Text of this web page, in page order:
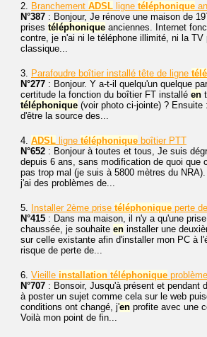
2. Branchement ADSL ligne téléphonique
N°387 : Bonjour, Je rénove une maison de
prises téléphonique anciennes. Internet
contre, je n'ai ni le téléphone illimité, ni la TV
classique...
3. Parafoudre boîtier installé tête de ligne
N°277 : Bonjour. Y a-t-il quelqu'un quelque
certitude la fonction du boîtier FT installé en
téléphonique (voir photo ci-jointe) ?
d'être la source des...
4. ADSL ligne téléphonique boîtier PTT
N°652 : Bonjour à toutes et tous, Je suis
depuis 6 ans, sans modification de quoi que
pas trop mal (je suis à 5800 mètres du
j'ai des problèmes de...
5. Installer 2ème prise téléphonique perte
N°415 : Dans ma maison, il n'y a qu'une prise
chaussée, je souhaite en installer une
sur celle existante afin d'installer mon PC à
risque de perte de...
6. Vieille installation téléphonique
N°707 : Bonsoir, Jusqu'à présent et pendant
à poster un sujet comme cela sur le web
conditions ont changé, j'en profite avec une
Voilà mon point de fin...